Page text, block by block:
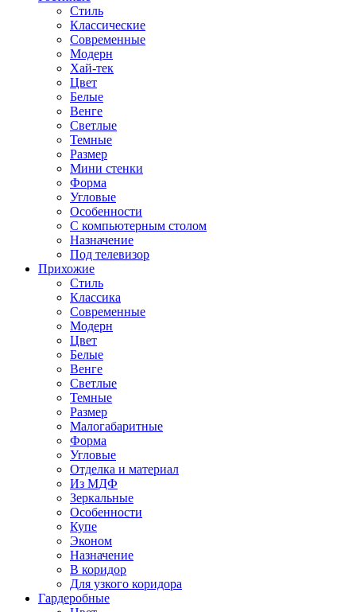
Стиль
Классические
Современные
Модерн
Хай-тек
Цвет
Белые
Венге
Светлые
Темные
Размер
Мини стенки
Форма
Угловые
Особенности
С компьютерным столом
Назначение
Под телевизор
Прихожие
Стиль
Классика
Современные
Модерн
Цвет
Белые
Венге
Светлые
Темные
Размер
Малогабаритные
Форма
Угловые
Отделка и материал
Из МДФ
Зеркальные
Особенности
Купе
Эконом
Назначение
В коридор
Для узкого коридора
Гардеробные